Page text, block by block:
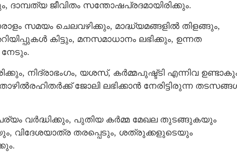
ജീവിതം സന്തോഷപ്രദമായിരിക്കും.
സമയം ചെലവഴിക്കും, മാദ്ധ്യമങ്ങളില്‍ തിളങ്ങും,
കിട്ടും, മനസമാധാനം ലഭിക്കും, ഉന്നത
നിദ്രാഭംഗം, യശസ്, കര്‍മ്മപുഷ്ട്ടി എന്നിവ
ജോലി ലഭിക്കാന്‍ നേരിട്ടിരുന്ന
വര്‍ദ്ധിക്കും, പുതിയ കര്‍മ്മ മേഖല തുടങ്ങുകയും
വിദേശയാത്ര തരപ്പെടും, ശത്രുക്കളുടെയും